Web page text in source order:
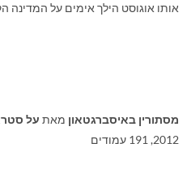
אותו אוגוסט הילך אימים על המדינה
מסתורין באיסברגטאון מאת על
2012, 191 עמודים